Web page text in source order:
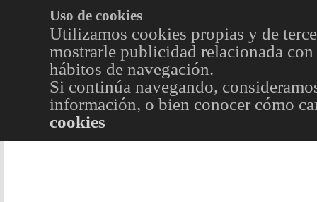
Uso de cookies
Utilizamos cookies propias y de
mostrarle publicidad relacionada
hábitos de navegación.
Si continúa navegando,
información, o bien conocer cómo
cookies